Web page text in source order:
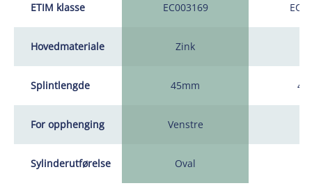
ETIM klasse
Hovedmateriale
Splintlengde
For opphenging
Sylinderutførelse
EC003169
Zink
45mm
Venstre
Oval